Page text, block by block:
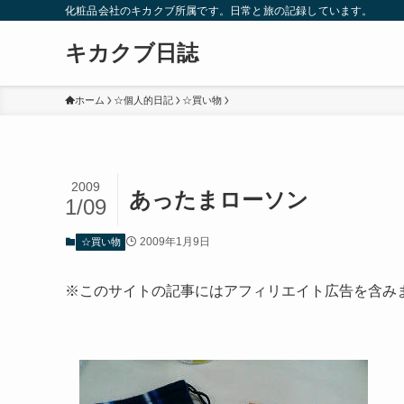
化粧品会社のキカクブ所属です。日常と旅の記録しています。
キカクブ日誌
ホーム ☆個人的日記 ☆買い物
あったまローソン
2009
1/09
☆買い物 2009年1月9日
※このサイトの記事にはアフィリエイト広告を含み